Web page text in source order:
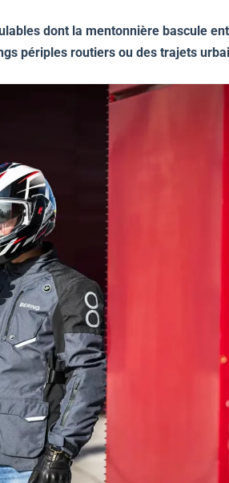
dont la mentonnière bascule
périples routiers ou des trajets